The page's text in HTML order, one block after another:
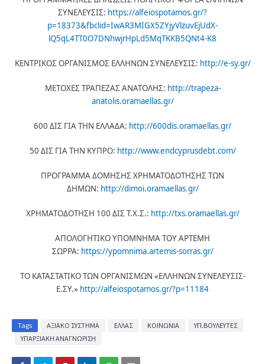
ΣΥΝΕΛΕΥΣΙΣ: https://alfeiospotamos.gr/?
p=18373&fbclid=IwAR3MIGX5ZYjyVlzuvEjUdX-
lQ5qL4TT0O7DNhwjrHpLd5MqTKKB5QNt4-K8
ΚΕΝΤΡΙΚΟΣ ΟΡΓΑΝΙΣΜΟΣ ΕΛΛΗΝΩΝ ΣΥΝΕΛΕΥΣΙΣ: http://e-sy.gr/
ΜΕΤΟΧΕΣ ΤΡΑΠΕΖΑΣ ΑΝΑΤΟΛΗΣ: http://trapeza-
anatolis.oramaellas.gr/
600 ΔΙΣ ΓΙΑ ΤΗΝ ΕΛΛΑΔΑ: http://600dis.oramaellas.gr/
50 ΔΙΣ ΓΙΑ ΤΗΝ ΚΥΠΡΟ: http://www.endcyprusdebt.com/
ΠΡΟΓΡΑΜΜΑ ΔΟΜΗΣΗΣ ΧΡΗΜΑΤΟΔΟΤΗΣΗΣ ΤΩΝ
ΔΗΜΩΝ: http://dimoi.oramaellas.gr/
ΧΡΗΜΑΤΟΔΟΤΗΣΗ 100 ΔΙΣ Τ.Χ.Σ.: http://txs.oramaellas.gr/
ΑΠΟΛΟΓΗΤΙΚΟ ΥΠΟΜΝΗΜΑ ΤΟΥ ΑΡΤΕΜΗ
ΣΩΡΡΑ: https://ypomnima.artemis-sorras.gr/
ΤΟ ΚΑΤΑΣΤΑΤΙΚΟ ΤΩΝ ΟΡΓΑΝΙΣΜΩΝ «ΕΛΛΗΝΩΝ ΣΥΝΕΛΕΥΣΙΣ-
Ε.ΣΥ.» http://alfeiospotamos.gr/?p=11184
Tags ΑΞΙΑΚΟ ΣΥΣΤΗΜΑ ΕΛΛΑΣ ΚΟΙΝΩΝΙΑ
ΥΠ.ΒΟΥΛΕΥΤΕΣ
ΥΠΑΡΞΙΑΚΗ ΑΝΑΓΝΩΡΙΣΗ